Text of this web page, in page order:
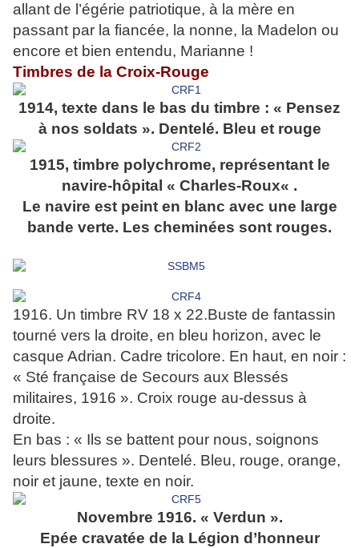
allant de l’égérie patriotique, à la mère en
passant par la fiancée, la nonne, la Madelon ou
encore et bien entendu, Marianne !
Timbres de la Croix-Rouge
1914, texte dans le bas du timbre : « Pensez
à nos soldats ». Dentelé. Bleu et rouge
1915, timbre polychrome, représentant le
navire-hôpital « Charles-Roux« .
Le navire est peint en blanc avec une large
bande verte. Les cheminées sont rouges.
1916. Un timbre RV 18 x 22.Buste de fantassin
tourné vers la droite, en bleu horizon, avec le
casque Adrian. Cadre tricolore. En haut, en noir :
« Sté française de Secours aux Blessés
militaires, 1916 ». Croix rouge au-dessus à
droite.
En bas : « Ils se battent pour nous, soignons
leurs blessures ». Dentelé. Bleu, rouge, orange,
noir et jaune, texte en noir.
Novembre 1916. « Verdun ».
Epée cravatée de la Légion d’honneur